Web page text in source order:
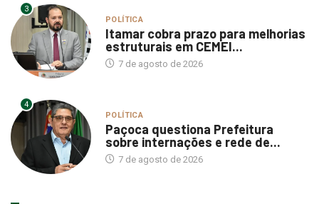
3
POLÍTICA
Itamar cobra prazo para melhorias
estruturais em CEMEI...
7 de agosto de 2026
4
POLÍTICA
Paçoca questiona Prefeitura
sobre internações e rede de...
7 de agosto de 2026